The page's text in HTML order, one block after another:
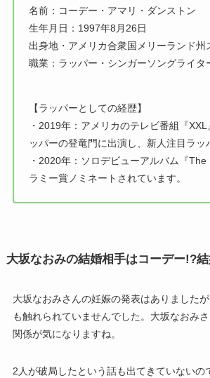
名前：コーデー・アマリ・ダンストン
生年月日：1997年8月26日
出身地・アメリカ合衆国メリーランド州
職業：ラッパー・シンガーソングライタ
【ラッパーとしての経歴】
・2019年：アメリカのテレビ番組『
ッパーの登竜門に出演し、新人注目ラッ
・2020年：ソロデビューアルバム『
ラミー賞ノミネートされています。
大坂なおみの結婚相手はコーデー!?
大坂なおみさんの妊娠の発表はありました
も触れられていませんでした。大坂なおみ
関係が気になりますね。
2人が破局したという話も出てきていないの